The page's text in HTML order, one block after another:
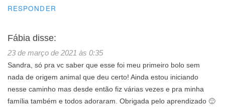
RESPONDER
Fábia disse:
23 de março de 2021 às 0:35
Sandra, só pra vc saber que esse foi meu primeiro bolo sem
nada de origem animal que deu certo! Ainda estou iniciando
nesse caminho mas desde então fiz várias vezes e pra minha
família também e todos adoraram. Obrigada pelo aprendizado 🙂